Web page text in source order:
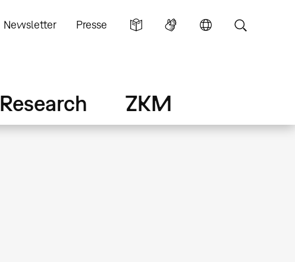
Newsletter Presse
Research ZKM